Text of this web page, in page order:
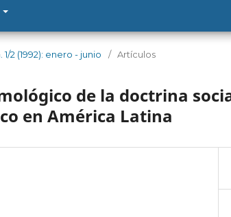
1/2 (1992): enero - junio / Artículos
de la doctrina
en América Latina